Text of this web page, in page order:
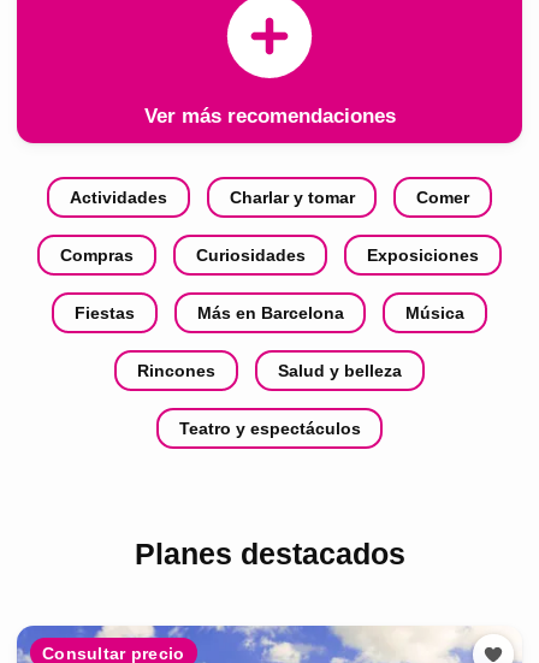
Ver más recomendaciones
Actividades Charlar y tomar Comer
Compras Curiosidades Exposiciones
Fiestas Más en Barcelona Música
Rincones Salud y belleza
Teatro y espectáculos
Planes destacados
Consultar precio